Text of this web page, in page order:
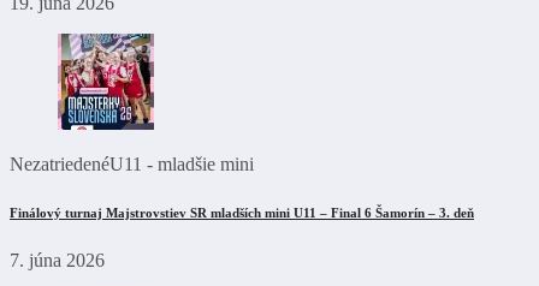
NezatriedenéU11 - mladšie mini
Finálový turnaj Majstrovstiev SR mladších mini U11 – Final 6 Šamorín – 3. deň
7. júna 2026